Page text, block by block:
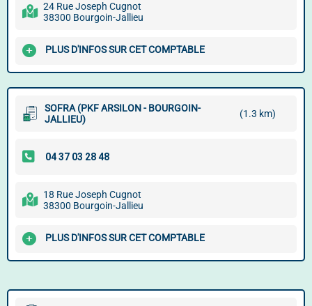
24 Rue Joseph Cugnot
38300 Bourgoin-Jallieu
PLUS D'INFOS SUR CET COMPTABLE
SOFRA (PKF ARSILON - BOURGOIN-
JALLIEU)
(1.3 km)
18 Rue Joseph Cugnot
38300 Bourgoin-Jallieu
PLUS D'INFOS SUR CET COMPTABLE